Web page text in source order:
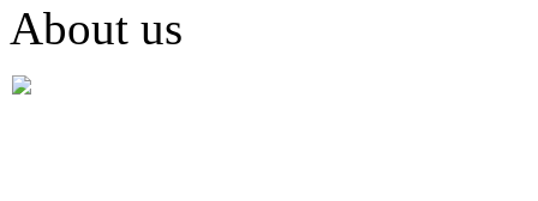
About us